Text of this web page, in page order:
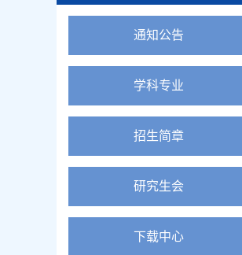
通知公告
学科专业
招生简章
研究生会
下载中心